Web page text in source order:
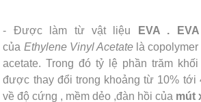
- Được làm từ vật liệu EVA . EVA
của Ethylene Vinyl Acetatelà copolymer
acetate. Trong đó tỷ lệ phần trăm
được thay đổi trong khoảng từ 10% tới
về độ cứng , mềm dẻo ,đàn hồi của mút